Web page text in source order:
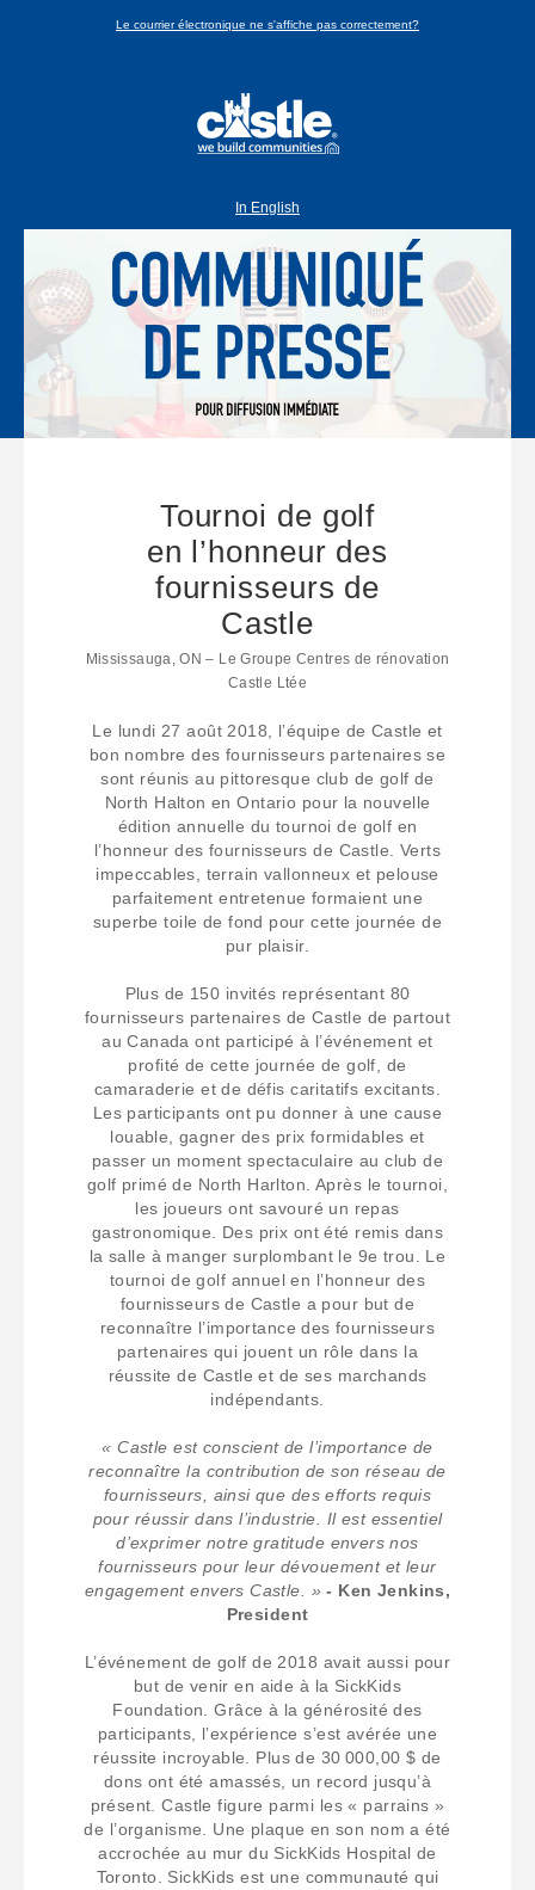
Le courrier électronique ne s'affiche pas correctement?
In English
Tournoi de golf
en l’honneur des
fournisseurs de
Castle
Mississauga, ON – Le Groupe Centres de rénovation
Castle Ltée
Le lundi 27 août 2018, l’équipe de Castle et
bon nombre des fournisseurs partenaires se
sont réunis au pittoresque club de golf de
North Halton en Ontario pour la nouvelle
édition annuelle du tournoi de golf en
l’honneur des fournisseurs de Castle. Verts
impeccables, terrain vallonneux et pelouse
parfaitement entretenue formaient une
superbe toile de fond pour cette journée de
pur plaisir.
Plus de 150 invités représentant 80
fournisseurs partenaires de Castle de partout
au Canada ont participé à l’événement et
profité de cette journée de golf, de
camaraderie et de défis caritatifs excitants.
Les participants ont pu donner à une cause
louable, gagner des prix formidables et
passer un moment spectaculaire au club de
golf primé de North Harlton. Après le tournoi,
les joueurs ont savouré un repas
gastronomique. Des prix ont été remis dans
la salle à manger surplombant le 9e trou. Le
tournoi de golf annuel en l’honneur des
fournisseurs de Castle a pour but de
reconnaître l’importance des fournisseurs
partenaires qui jouent un rôle dans la
réussite de Castle et de ses marchands
indépendants.
« Castle est conscient de l’importance de
reconnaître la contribution de son réseau de
fournisseurs, ainsi que des efforts requis
pour réussir dans l’industrie. Il est essentiel
d’exprimer notre gratitude envers nos
fournisseurs pour leur dévouement et leur
engagement envers Castle. »- Ken Jenkins,
President
L’événement de golf de 2018 avait aussi pour
but de venir en aide à la SickKids
Foundation. Grâce à la générosité des
participants, l’expérience s’est avérée une
réussite incroyable. Plus de 30 000,00 $ de
dons ont été amassés, un record jusqu’à
présent. Castle figure parmi les « parrains »
de l’organisme. Une plaque en son nom a été
accrochée au mur du SickKids Hospital de
Toronto. SickKids est une communauté qui